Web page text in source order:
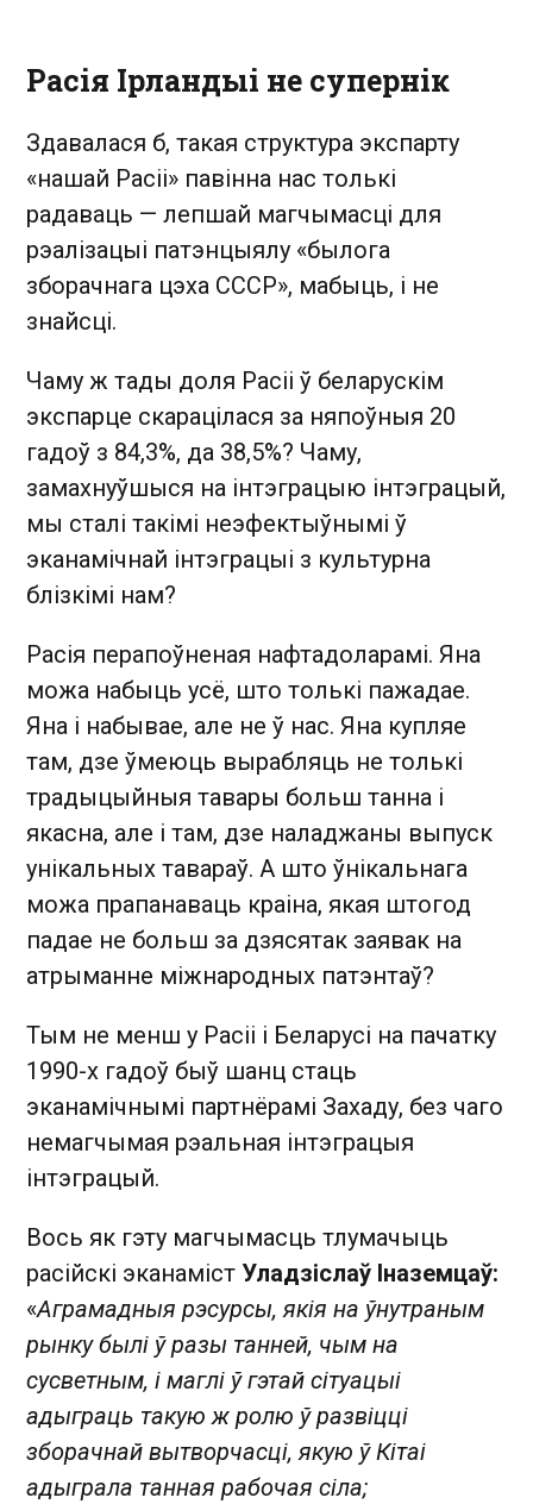
Расія Ірландыі не супернік
Здавалася б, такая структура экспарту
«нашай Расіі» павінна нас толькі
радаваць — лепшай магчымасці для
рэалізацыі патэнцыялу «былога
зборачнага цэха СССР», мабыць, і не
знайсці.
Чаму ж тады доля Расіі ў беларускім
экспарце скарацілася за няпоўныя 20
гадоў з 84,3%, да 38,5%? Чаму,
замахнуўшыся на інтэграцыю інтэграцый,
мы сталі такімі неэфектыўнымі ў
эканамічнай інтэграцыі з культурна
блізкімі нам?
Расія перапоўненая нафтадоларамі. Яна
можа набыць усё, што толькі пажадае.
Яна і набывае, але не ў нас. Яна купляе
там, дзе ўмеюць вырабляць не толькі
традыцыйныя тавары больш танна і
якасна, але і там, дзе наладжаны выпуск
унікальных тавараў. А што ўнікальнага
можа прапанаваць краіна, якая штогод
падае не больш за дзясятак заявак на
атрыманне міжнародных патэнтаў?
Тым не менш у Расіі і Беларусі на пачатку
1990-х гадоў быў шанц стаць
эканамічнымі партнёрамі Захаду, без чаго
немагчымая рэальная інтэграцыя
інтэграцый.
Вось як гэту магчымасць тлумачыць
расійскі эканаміст Уладзіслаў Іназемцаў:
«Аграмадныя рэсурсы, якія на ўнутраным
рынку былі ў разы танней, чым на
сусветным, і маглі ў гэтай сітуацыі
адыграць такую ж ролю ў развіцці
зборачнай вытворчасці, якую ў Кітаі
адыграла танная рабочая сіла;